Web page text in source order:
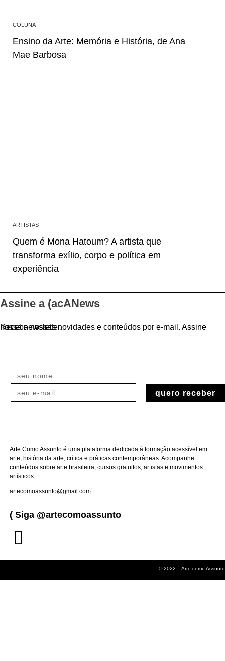
COLUNA
Ensino da Arte: Memória e História, de Ana
Mae Barbosa
ARTISTAS
Quem é Mona Hatoum? A artista que
transforma exílio, corpo e política em
experiência
Assine a (acANews
Receba nossas novidades e conteúdos por e-mail. Assine nossa newsletter.
quero receber
Arte Como Assunto é uma plataforma dedicada à formação acessível em
arte, história da arte, crítica e práticas contemporâneas. Acompanhe
conteúdos sobre arte brasileira, cursos gratuitos, artistas e movimentos
artísticos.
artecomoassunto@gmail.com
( Siga @artecomoassunto
© 2022 – Arte como Assunto